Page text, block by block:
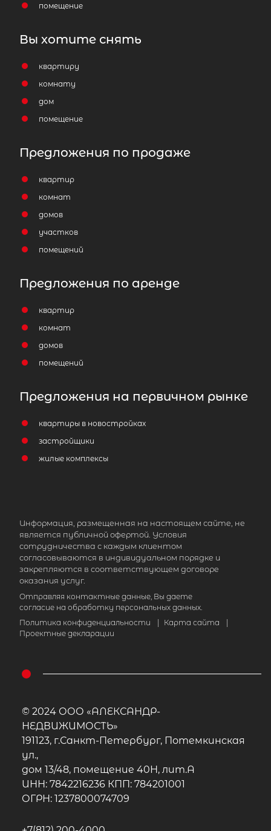
помещение
Вы хотите снять
квартиру
комнату
дом
помещение
Предложения по продаже
квартир
комнат
домов
участков
помещений
Предложения по аренде
квартир
комнат
домов
помещений
Предложения на первичном рынке
квартиры в новостройках
застройщики
жилые комплексы
Информация, размещенная на настоящем сайте, не
является публичной офертой. Условия
сотрудничества с каждым клиентом
согласовываются в индивидуальном порядке и
закрепляются в соответствующем договоре
оказания услуг.
Отправляя контактные данные, Вы даете
согласие на обработку персональных данных.
Политика конфиденциальности
Карта сайта
Проектные декларации
© 2024 ООО «АЛЕКСАНДР-
НЕДВИЖИМОСТЬ»
191123, г.Санкт-Петербург, Потемкинская
ул.,
дом 13/48, помещение 40Н, лит.А
ИНН: 7842216236 КПП: 784201001
ОГРН: 1237800074709